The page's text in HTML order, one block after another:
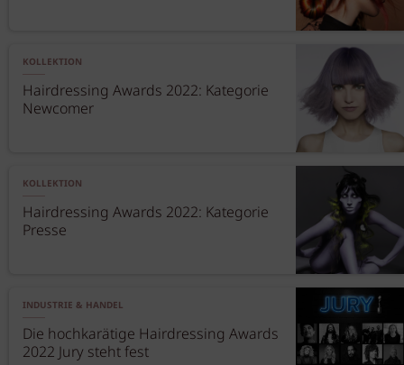
KOLLEKTION
Hairdressing Awards 2022: Kategorie
Newcomer
KOLLEKTION
Hairdressing Awards 2022: Kategorie
Presse
INDUSTRIE & HANDEL
Die hochkarätige Hairdressing Awards
2022 Jury steht fest